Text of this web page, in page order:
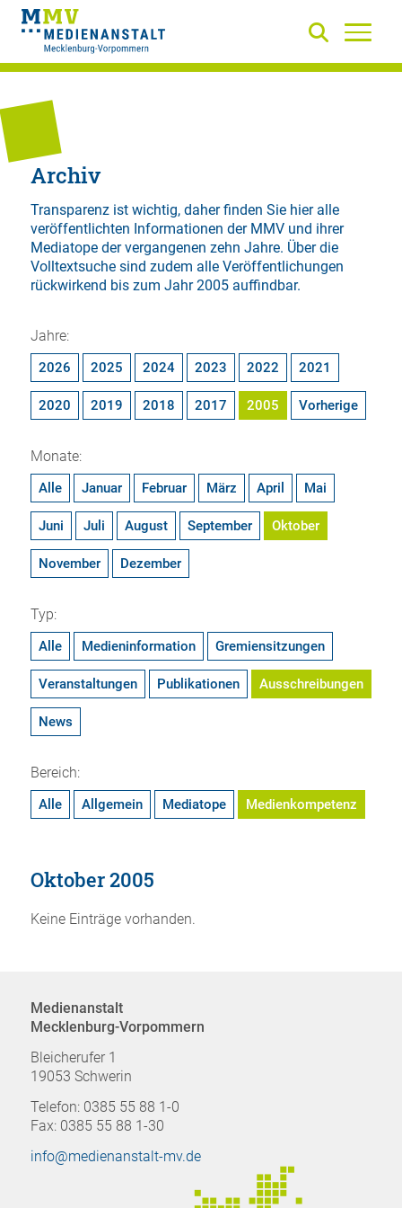
Archiv
Transparenz ist wichtig, daher finden Sie hier alle
veröffentlichten Informationen der MMV und ihrer
Mediatope der vergangenen zehn Jahre. Über die
Volltextsuchesind zudem alle Veröffentlichungen
rückwirkend bis zum Jahr 2005 auffindbar.
Jahre:
2026 2025 2024 2023 2022 2021
2020 2019 2018 2017 2005 Vorherige
Monate:
Alle Januar Februar März April Mai
Juni Juli August September Oktober
November Dezember
Typ:
Alle Medieninformation Gremiensitzungen
Veranstaltungen Publikationen Ausschreibungen
News
Bereich:
Alle Allgemein Mediatope Medienkompetenz
Oktober 2005
Keine Einträge vorhanden.
Medienanstalt
Mecklenburg-Vorpommern
Bleicherufer 1
19053 Schwerin
Telefon: 0385 55 88 1-0
Fax: 0385 55 88 1-30
info@medienanstalt-mv.de